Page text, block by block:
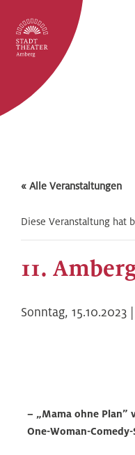
« Alle Veranstaltungen
Diese Veranstaltung hat
11.
Sonntag, 15.10.2023
– „Mama ohne Plan”
One-Woman-